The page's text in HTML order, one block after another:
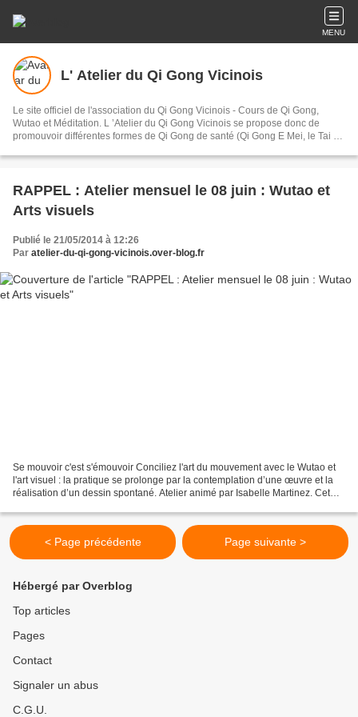
MENU
L' Atelier du Qi Gong Vicinois
Le site officiel de l'association du Qi Gong Vicinois - Cours de Qi Gong,
Wutao et Méditation. L ’Atelier du Qi Gong Vicinois se propose donc de
promouvoir différentes formes de Qi Gong de santé (Qi Gong E Mei, le Tai Ji
le Wutao art corporel par excellence, véritable chemin vers le bien-être,
RAPPEL : Atelier mensuel le 08 juin : Wutao et
Arts visuels
Publié le 21/05/2014 à 12:26
Par atelier-du-qi-gong-vicinois.over-blog.fr
Se mouvoir c'est s'émouvoir Conciliez l'art du mouvement avec le Wutao et
l'art visuel : la pratique se prolonge par la contemplation d’une œuvre et la
réalisation d’un dessin spontané. Atelier animé par Isabelle Martinez. Cet
< Page précédente Page suivante >
Hébergé par Overblog
Top articles
Pages
Contact
Signaler un abus
C.G.U.